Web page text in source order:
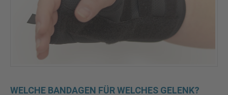
WELCHE BANDAGEN FÜR WELCHES GELENK?